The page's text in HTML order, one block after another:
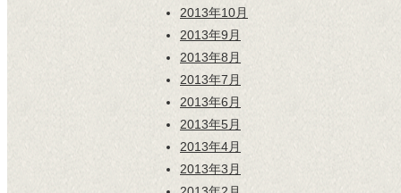
2013年10月
2013年9月
2013年8月
2013年7月
2013年6月
2013年5月
2013年4月
2013年3月